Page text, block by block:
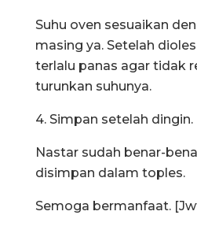
Suhu oven sesuaikan
masing ya. Setelah
terlalu panas agar tidak
turunkan suhunya.
4. Simpan setelah dingin.
Nastar sudah benar-
disimpan dalam toples.
Semoga bermanfaat.